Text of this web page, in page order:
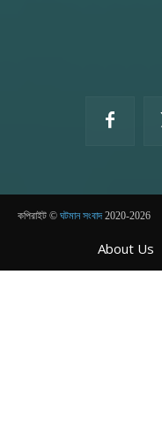
কপিরাইট © ঘটমান সংবাদ2020-2026
About Us